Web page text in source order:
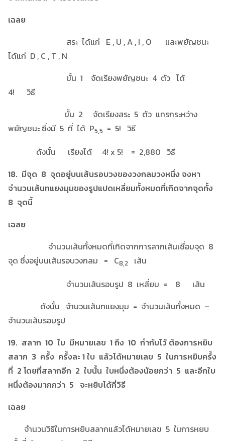
เฉลย
สระ ได้แก่ E , U , A , I , O และพยัญชนะ
ได้แก่ D , C , T , N
ขั้น 1 จัดเรียงพยัญชนะ 4 ตัว ได้
4! วิธี
ขั้น 2 จัดเรียงสระ 5 ตัว แทรกระหว่าง
พยัญชนะ ซึ่งมี 5 ที่ ได้ P5,5 = 5! วิธี
ดังนั้น เรียงได้ 4! x 5! = 2,880 วิธี
18. มีจุด 8 จุดอยู่บนเส้นรอบวงของวงกลมวงหนึ่ง จงหา
จำนวนเส้นทแยงมุมของรูปแปดเหลี่ยมทั้งหมดที่เกิดจากจุดทั้ง
8 จุดนี้
เฉลย
จำนวนเส้นทั้งหมดที่เกิดจากการลากเส้นเชื่อมจุด 8
จุด ซึ่งอยู่บนเส้นรอบวงกลม = C8,2
เส้น
จำนวนเส้นรอบรูป 8 เหลี่ยม = 8 เส้น
ดังนั้น จำนวนเส้นทแยงมุม = จำนวนเส้นทั้งหมด –
จำนวนเส้นรอบรูป
19. สลาก 10 ใบ มีหมายเลข 1 ถึง 10 กำกับไว้ ต้องการหยิบ
สลาก 3 ครั้ง ครั้งละ 1 ใบ แล้วได้หมายเลข 5 ในการหยิบครั้ง
ที่ 2 โดยที่สลากอีก 2 ใบนั้น ใบหนึ่งต้องน้อยกว่า 5 และอีกใบ
หนึ่งต้องมากกว่า 5 จะหยิบได้กี่วิธี
เฉลย
จำนวนวิธีในการหยิบสลากแล้วได้หมายเลข 5 ในการหยบ